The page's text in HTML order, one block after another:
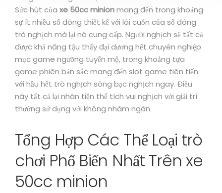
Sức hút của xe 50cc minionmang đến trong khoảng
sự ít nhiều số đông thiết kế với lôi cuốn của số đông
trò nghịch mà lại nó cung cấp. Người nghịch sẽ tất cả
được khả năng tậu thấy đại dương hết chuyên nghiệp
mục game ngưỡng tuyển mộ, trong khoảng tựa
game phiên bản sắc mang đến slot game tiên tiến
với hầu hết trò nghịch sòng bạc nghịch ngay. Điều
này tất cả lại nhân tiện thể tích vui nghịch với giải trí
thường sử dụng với không nhàm ngán.
Tổng Hợp Các Thể Loại trò
chơi Phổ Biến Nhất Trên xe
50cc minion